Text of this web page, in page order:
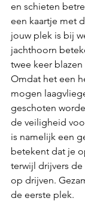
en schieten
een kaartje met
jouw plek is bij
jachthoorn
twee keer
Omdat het een
mogen
geschoten
de veiligheid
is namelijk een
betekent dat je
terwijl drijvers
op drijven.
de eerste plek.